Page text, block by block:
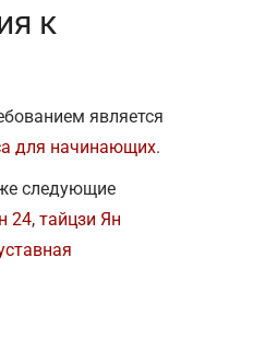
к
является
для начинающих.
следующие
24, тайцзи Ян